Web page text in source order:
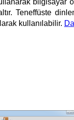
bilgisayar
Teneffüste
kullanılabilir.